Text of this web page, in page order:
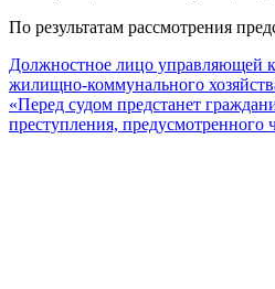
По результатам рассмотрения
Должностное лицо управляющей
жилищно-коммунального
«Перед судом предстанет
преступления,